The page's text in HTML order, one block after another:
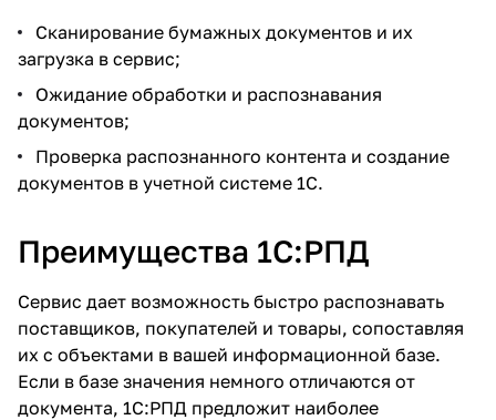
Сканирование бумажных документов и их
загрузка в сервис;
Ожидание обработки и распознавания
документов;
Проверка распознанного контента и создание
документов в учетной системе 1С.
Преимущества 1С:РПД
Сервис дает возможность быстро распознавать
поставщиков, покупателей и товары, сопоставляя
их с объектами в вашей информационной базе.
Если в базе значения немного отличаются от
документа, 1С:РПД предложит наиболее